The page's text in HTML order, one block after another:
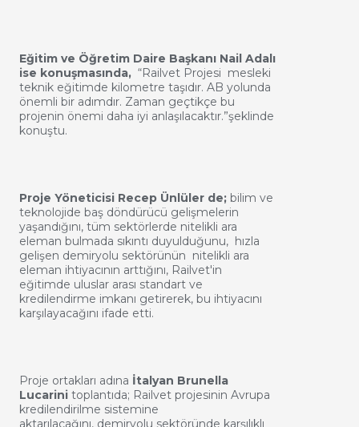
Eğitim ve Öğretim Daire Başkanı Nail Adalı
ise konuşmasında, “Railvet Projesi mesleki
teknik eğitimde kilometre taşıdır. AB yolunda
önemli bir adımdır. Zaman geçtikçe bu
projenin önemi daha iyi anlaşılacaktır.”şeklinde
konuştu.
Proje Yöneticisi Recep Ünlüler de; bilim ve
teknolojide baş döndürücü gelişmelerin
yaşandığını, tüm sektörlerde nitelikli ara
eleman bulmada sıkıntı duyulduğunu, hızla
gelişen demiryolu sektörünün nitelikli ara
eleman ihtiyacının arttığını, Railvet'in
eğitimde uluslar arası standart ve
kredilendirme imkanı getirerek, bu ihtiyacını
karşılayacağını ifade etti.
Proje ortakları adına İtalyan Brunella
Lucarini toplantıda; Railvet projesinin Avrupa
kredilendirilme sistemine
aktarılacağını, demiryolu sektöründe karşılıklı